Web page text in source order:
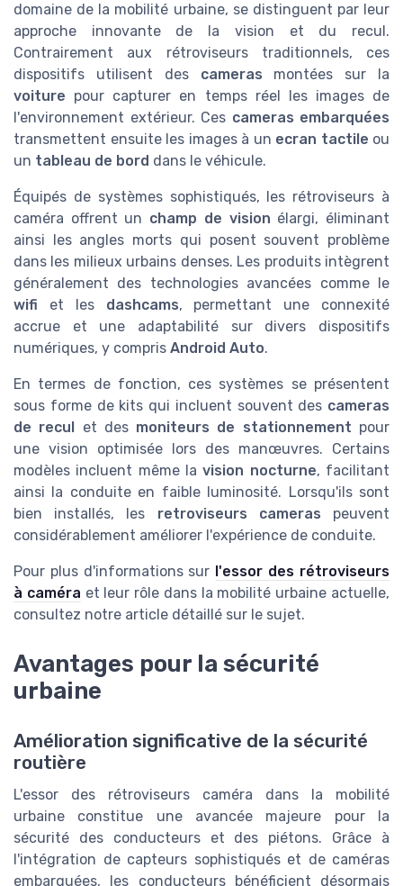
domaine de la mobilité urbaine, se distinguent par leur
approche innovante de la vision et du recul.
Contrairement aux rétroviseurs traditionnels, ces
dispositifs utilisent des cameras montées sur la
voiture pour capturer en temps réel les images de
l'environnement extérieur. Ces cameras embarquées
transmettent ensuite les images à un ecran tactile ou
un tableau de bord dans le véhicule.
Équipés de systèmes sophistiqués, les rétroviseurs à
caméra offrent un champ de vision élargi, éliminant
ainsi les angles morts qui posent souvent problème
dans les milieux urbains denses. Les produits intègrent
généralement des technologies avancées comme le
wifi et les dashcams, permettant une connexité
accrue et une adaptabilité sur divers dispositifs
numériques, y compris Android Auto.
En termes de fonction, ces systèmes se présentent
sous forme de kits qui incluent souvent des cameras
de recul
et des moniteurs de stationnement pour
une vision optimisée lors des manœuvres. Certains
modèles incluent même lavision nocturne, facilitant
ainsi la conduite en faible luminosité. Lorsqu'ils sont
bien installés, les retroviseurs cameras peuvent
considérablement améliorer l'expérience de conduite.
Pour plus d'informations sur l'essor des rétroviseurs
à caméra et leur rôle dans la mobilité urbaine actuelle,
consultez notre article détaillé sur le sujet.
Avantages pour la sécurité
urbaine
Amélioration significative de la sécurité
routière
L'essor des rétroviseurs caméra dans la mobilité
urbaine constitue une avancée majeure pour la
sécurité des conducteurs et des piétons. Grâce à
l'intégration de capteurs sophistiqués et de caméras
embarquées, les conducteurs bénéficient désormais